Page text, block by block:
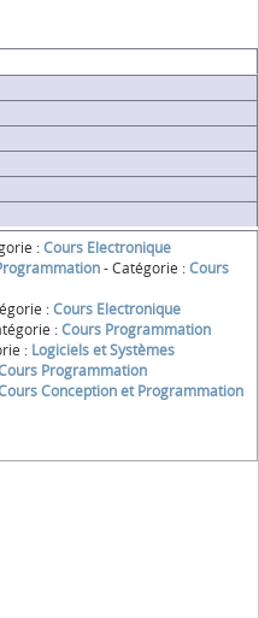
:Cours Electronique
- Catégorie :Cours
:Cours Electronique
:Cours Programmation
: Logiciels et Systèmes
Programmation
Conception et Programmation